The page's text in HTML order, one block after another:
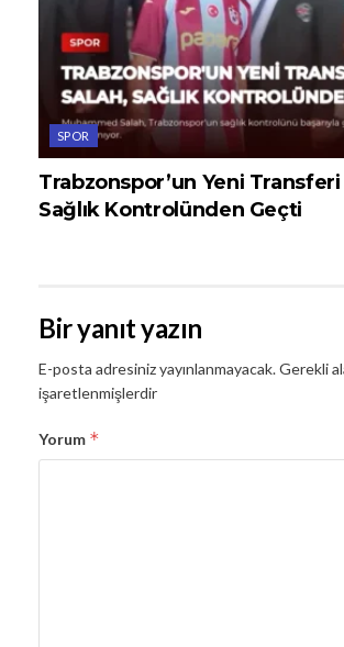
SPOR
Trabzonspor’un Yeni Transferi
Sağlık Kontrolünden Geçti
Bir yanıt yazın
E-posta adresiniz yayınlanmayacak.Gerekli
işaretlenmişlerdir
Yorum *